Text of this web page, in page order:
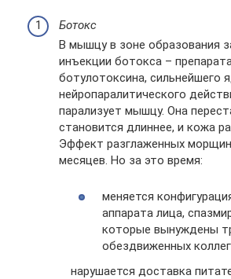
Ботокс
В мышцу в зоне образования
инъекции ботокса –
ботулотоксина, сильнейшего
нейропаралитического
парализует мышцу. Она
становится длиннее, и кожа
Эффект разглаженных
месяцев. Но за это время:
меняется
аппарата лица,
которые вынуждены
обездвиженных коллег
нарушается доставка